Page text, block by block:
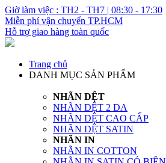
Giờ làm việc : TH2 - TH7 | 08:30 - 17:30
Miễn phí vận chuyển TP.HCM
Hỗ trợ giao hàng toàn quốc
Trang chủ
DANH MỤC SẢN PHẨM
NHÃN DỆT
NHÃN DỆT 2 DA
NHÃN DỆT CAO CẤP
NHÃN DỆT SATIN
NHÃN IN
NHÃN IN COTTON